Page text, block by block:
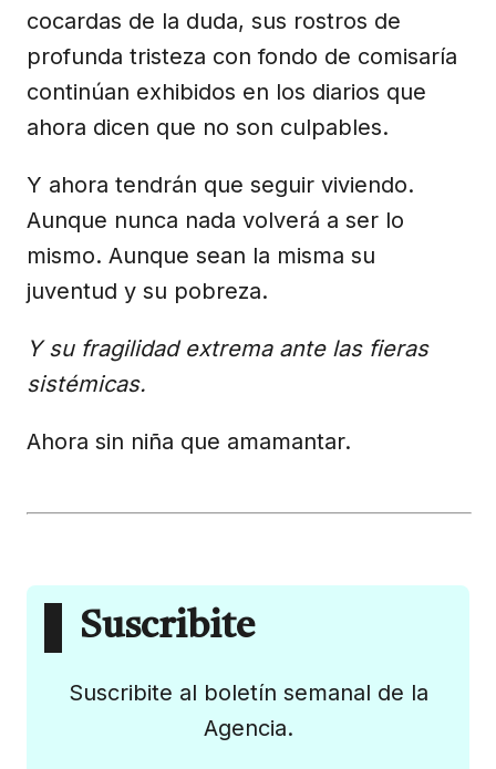
cocardas de la duda, sus rostros de
profunda tristeza con fondo de comisaría
continúan exhibidos en los diarios que
ahora dicen que no son culpables.
Y ahora tendrán que seguir viviendo.
Aunque nunca nada volverá a ser lo
mismo. Aunque sean la misma su
juventud y su pobreza.
Y su fragilidad extrema ante las fieras
sistémicas.
Ahora sin niña que amamantar.
Suscribite
Suscribite al boletín semanal de la
Agencia.